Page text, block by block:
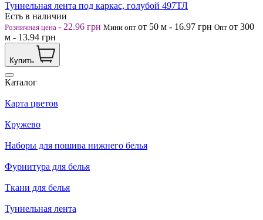
Туннельная лента под каркас, голубой 497ТЛ
Есть в наличии
Розничная цена - 22.96 грн Мини опт от 50 м - 16.97 грн Опт от 300
м - 13.94 грн
Купить
Каталог
Карта цветов
Кружево
Наборы для пошива нижнего белья
Фурнитура для белья
Ткани для белья
Туннельная лента